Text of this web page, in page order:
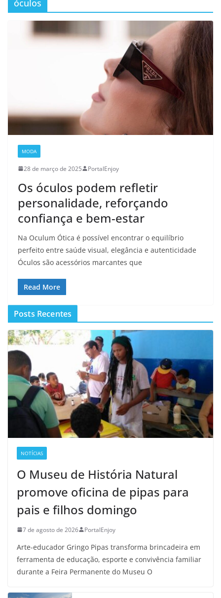
óculos
MODA
28 de março de 2025 PortalEnjoy
Os óculos podem refletir
personalidade, reforçando
confiança e bem-estar
Na Oculum Ótica é possível encontrar o equilíbrio
perfeito entre saúde visual, elegância e autenticidade
Óculos são acessórios marcantes que
Read More
Posts Recentes
NOTÍCIAS
O Museu de História Natural
promove oficina de pipas para
pais e filhos domingo
7 de agosto de 2026 PortalEnjoy
Arte-educador Gringo Pipas transforma brincadeira em
ferramenta de educação, esporte e convivência familiar
durante a Feira Permanente do Museu O